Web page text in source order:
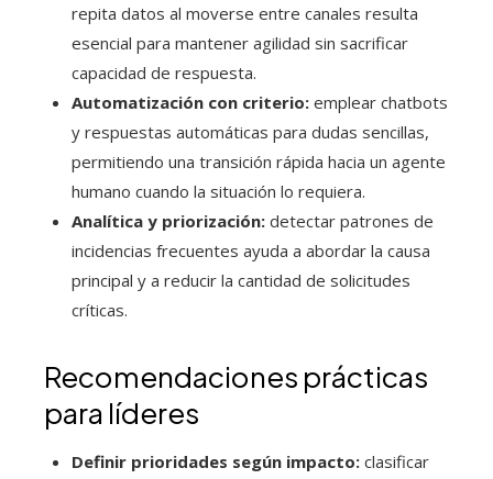
repita datos al moverse entre canales resulta
esencial para mantener agilidad sin sacrificar
capacidad de respuesta.
Automatización con criterio: emplear chatbots
y respuestas automáticas para dudas sencillas,
permitiendo una transición rápida hacia un agente
humano cuando la situación lo requiera.
Analítica y priorización: detectar patrones de
incidencias frecuentes ayuda a abordar la causa
principal y a reducir la cantidad de solicitudes
críticas.
Recomendaciones prácticas
para líderes
Definir prioridades según impacto: clasificar